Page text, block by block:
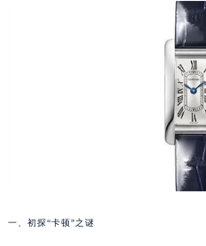
一、初探“卡顿”之谜